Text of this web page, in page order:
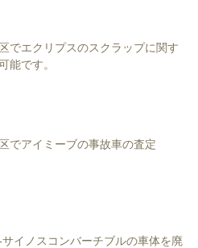
でエクリプスのスクラップに関す
能です。
でアイミーブの事故車の査定
イノスコンバーチブルの車体を廃